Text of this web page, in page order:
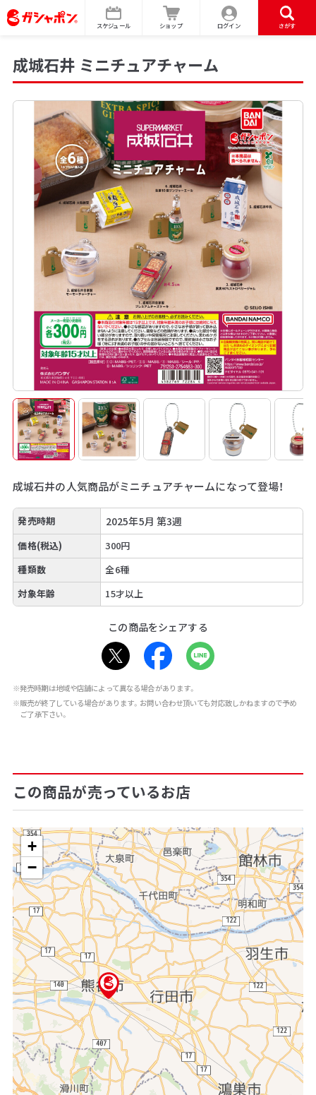
スケジュール ショップ ログイン さがす
成城石井 ミニチュアチャーム
成城石井の人気商品がミニチュアチャームになって登場！
発売時期 2025年5月 第3週
価格(税込)
300円
種類数
全6種
対象年齢
15才以上
この商品をシェアする
※発売時期は地域や店舗によって異なる場合があります。
※販売が終了している場合があります。お問い合わせ頂いても対応致しかねますので予め
ご了承下さい。
この商品が売っているお店
+
−